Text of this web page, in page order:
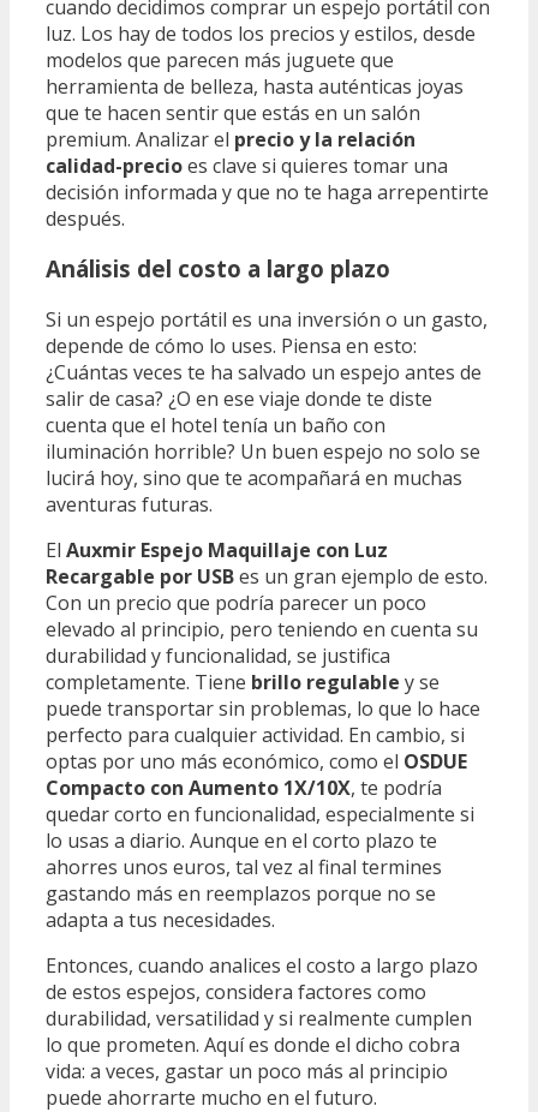
cuando decidimos comprar un espejo portátil con
luz. Los hay de todos los precios y estilos, desde
modelos que parecen más juguete que
herramienta de belleza, hasta auténticas joyas
que te hacen sentir que estás en un salón
premium. Analizar el precio y la relación
calidad-precioes clave si quieres tomar una
decisión informada y que no te haga arrepentirte
después.
Análisis del costo a largo plazo
Si un espejo portátil es una inversión o un gasto,
depende de cómo lo uses. Piensa en esto:
¿Cuántas veces te ha salvado un espejo antes de
salir de casa? ¿O en ese viaje donde te diste
cuenta que el hotel tenía un baño con
iluminación horrible? Un buen espejo no solo se
lucirá hoy, sino que te acompañará en muchas
aventuras futuras.
El Auxmir Espejo Maquillaje con Luz
Recargable por USBes un gran ejemplo de esto.
Con un precio que podría parecer un poco
elevado al principio, pero teniendo en cuenta su
durabilidad y funcionalidad, se justifica
completamente. Tiene brillo regulable y se
puede transportar sin problemas, lo que lo hace
perfecto para cualquier actividad. En cambio, si
optas por uno más económico, como el OSDUE
Compacto con Aumento 1X/10X, te podría
quedar corto en funcionalidad, especialmente si
lo usas a diario. Aunque en el corto plazo te
ahorres unos euros, tal vez al final termines
gastando más en reemplazos porque no se
adapta a tus necesidades.
Entonces, cuando analices el costo a largo plazo
de estos espejos, considera factores como
durabilidad, versatilidad y si realmente cumplen
lo que prometen. Aquí es donde el dicho cobra
vida: a veces, gastar un poco más al principio
puede ahorrarte mucho en el futuro.